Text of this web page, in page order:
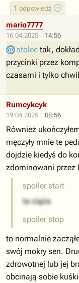
1 odpowiedź
16.04.2025 14:56
mario7777
stolec tak,
przycinki przez
czasami i tylko
19.04.2025 08:56
Rumcykcyk
Również
męczyły mnie te
dojdzie kiedyś do
zdominowani przez
spoiler start
ta ciąża
spoiler stop
to normalnie
swój mokry sen.
zdrowotnej lub jej
obcinają sobie